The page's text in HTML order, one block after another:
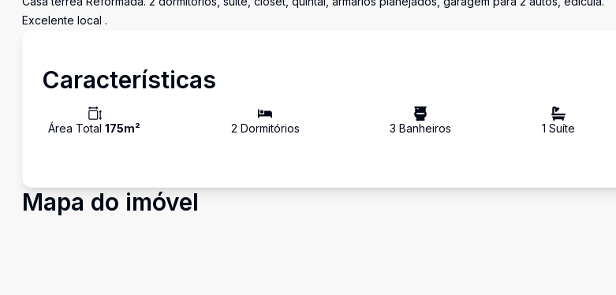
Excelente local .
Características
Área Total 175m² 2 Dormitórios 3 Banheiros 1 Suíte
Mapa do imóvel